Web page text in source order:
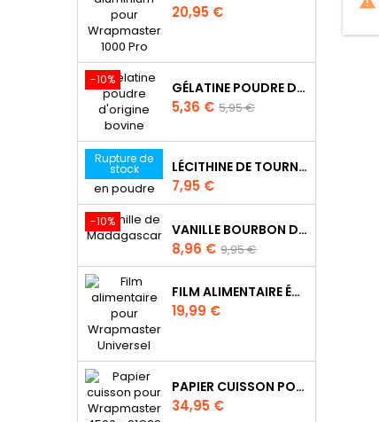
Prix
20,95 €
-10% GÉLATINE POUDRE D'ORIGINE BOVINE
Prix
5,36 € Prix
base
5,95 €
Rupture de
stock LÉCITHINE DE TOURNESOL EN POUDRE
Prix
7,95 €
-10% VANILLE BOURBON DE MADAGASCAR
Prix
8,96 € Prix
de
base
9,95 €
FILM ALIMENTAIRE ÉTIRABLE WRAPMASTER 30CM X 100M - UDC2017
Prix
19,99 €
PAPIER CUISSON POUR WRAPMASTER 4500 - 21C32
Prix
34,95 €